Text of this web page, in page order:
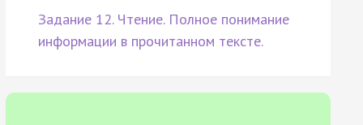
Задание 12. Чтение. Полное понимание
информации в прочитанном тексте.